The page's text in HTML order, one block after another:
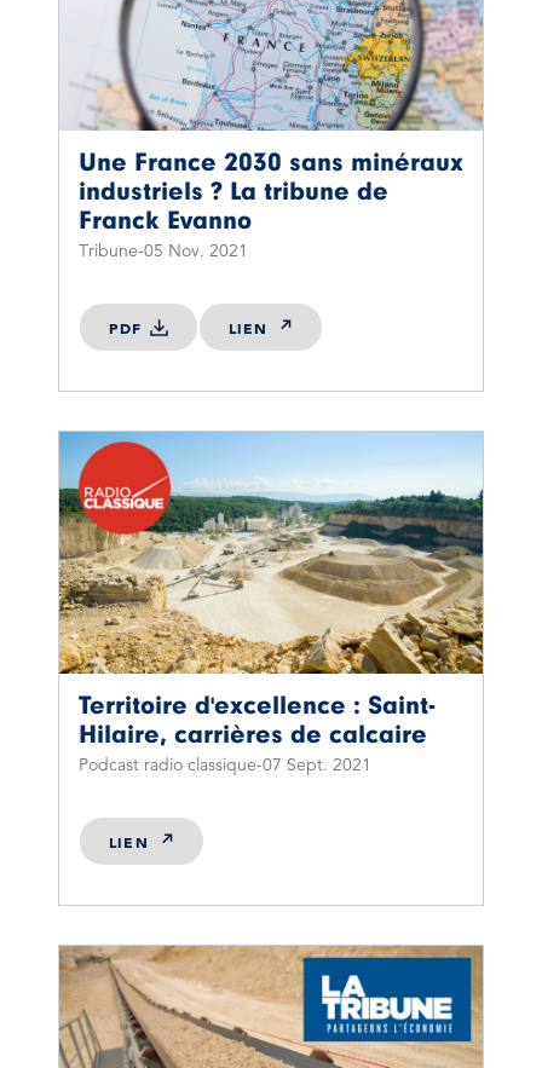
Une France 2030 sans minéraux
industriels ? La tribune de
Franck Evanno
Tribune 05 Nov. 2021
PDF LIEN
Territoire d'excellence : Saint-
Hilaire, carrières de calcaire
Podcast radio classique 07 Sept. 2021
LIEN